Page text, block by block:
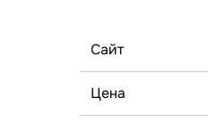
Сайт
Цена